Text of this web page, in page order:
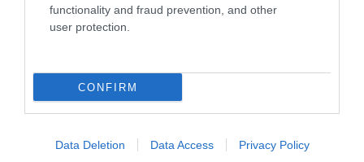
functionality and fraud prevention, and other
user protection.
CONFIRM
Data Deletion Data Access Privacy Policy
Τι ανέφερε ο κοινοβουλευτικός εκπρόσωπος της ΝΔ